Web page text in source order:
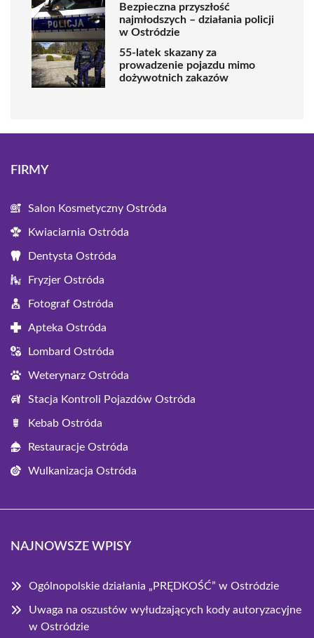
Bezpieczna przyszłość
najmłodszych – działania policji
w Ostródzie
55-latek skazany za
prowadzenie pojazdu mimo
dożywotnich zakazów
FIRMY
Salon Kosmetyczny Ostróda
Kwiaciarnia Ostróda
Dentysta Ostróda
Fryzjer Ostróda
Fotograf Ostróda
Apteka Ostróda
Lombard Ostróda
Weterynarz Ostróda
Stacja Kontroli Pojazdów Ostróda
Kebab Ostróda
Restauracje Ostróda
Wulkanizacja Ostróda
NAJNOWSZE WPISY
Ogólnopolskie działania „PRĘDKOŚĆ” w Ostródzie
Uwaga na oszustów wyłudzających kody autoryzacyjne
w Ostródzie